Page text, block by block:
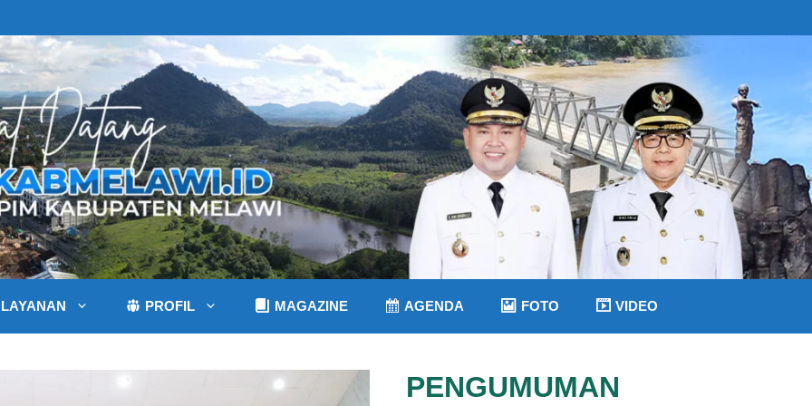
LAYANAN PROFIL MAGAZINE AGENDA FOTO VIDEO
PENGUMUMAN